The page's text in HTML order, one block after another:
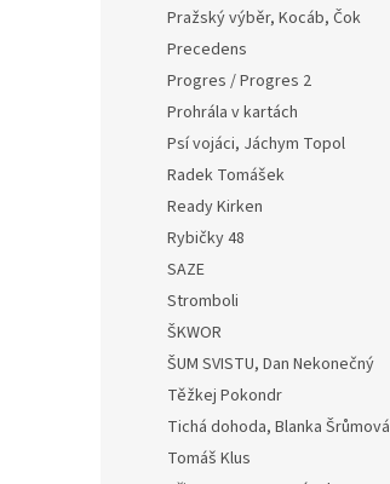
Pražský výběr, Kocáb, Čok
Precedens
Progres / Progres 2
Prohrála v kartách
Psí vojáci, Jáchym Topol
Radek Tomášek
Ready Kirken
Rybičky 48
SAZE
Stromboli
ŠKWOR
ŠUM SVISTU, Dan Nekonečný
Těžkej Pokondr
Tichá dohoda, Blanka Šrůmová
Tomáš Klus